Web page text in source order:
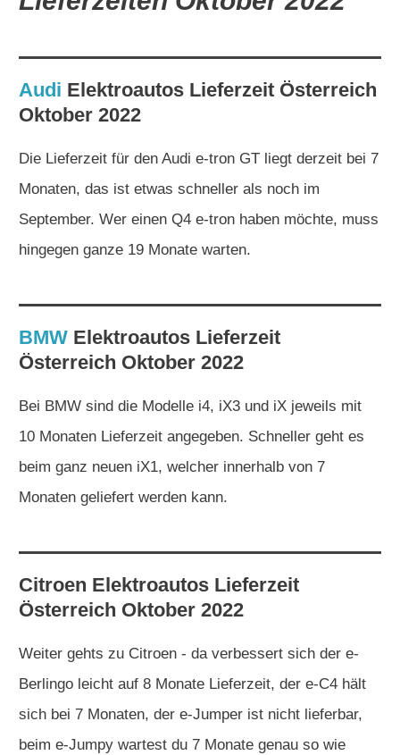
Audi Elektroautos Lieferzeit Österreich
Oktober 2022
Die Lieferzeit für den Audi e-tron GT liegt derzeit bei 7
Monaten, das ist etwas schneller als noch im
September. Wer einen Q4 e-tron haben möchte, muss
hingegen ganze 19 Monate warten.
BMW Elektroautos Lieferzeit
Österreich Oktober 2022
Bei BMW sind die Modelle i4, iX3 und iX jeweils mit
10 Monaten Lieferzeit angegeben. Schneller geht es
beim ganz neuen iX1, welcher innerhalb von 7
Monaten geliefert werden kann.
Citroen Elektroautos Lieferzeit
Österreich Oktober 2022
Weiter gehts zu Citroen - da verbessert sich der e-
Berlingo leicht auf 8 Monate Lieferzeit, der e-C4 hält
sich bei 7 Monaten, der e-Jumper ist nicht lieferbar,
beim e-Jumpy wartest du 7 Monate genau so wie